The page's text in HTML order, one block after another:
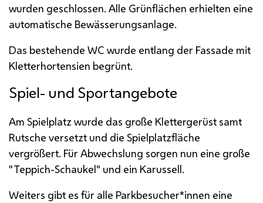
wurden geschlossen. Alle Grünflächen erhielten eine
automatische Bewässerungsanlage.
Das bestehende WC wurde entlang der Fassade mit
Kletterhortensien begrünt.
Spiel- und Sportangebote
Am Spielplatz wurde das große Klettergerüst samt
Rutsche versetzt und die Spielplatzfläche
vergrößert. Für Abwechslung sorgen nun eine große
"Teppich-Schaukel" und ein Karussell.
Weiters gibt es für alle Parkbesucher*innen eine